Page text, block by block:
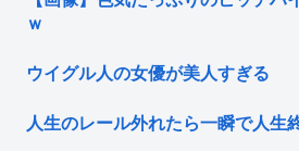
ｗ
ウイグル人の女優が美人すぎる
人生のレール外れたら一瞬で人生